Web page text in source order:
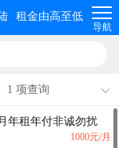
租金由高至低
导航
1 项查询
年租年付非诚勿扰
1000元/月